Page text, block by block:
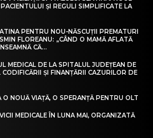
ȘI REGULI SIMPLIFICATE LA
PENTRU NOU-NĂSCUȚII PREMATURI
FLOREANU: „CÂND O MAMĂ AFLATĂ
CĂ...
MEDICAL DE LA SPITALUL JUDEȚEAN DE
ȘI FINANȚĂRII CAZURILOR DE
NOUĂ VIAȚĂ, O SPERANȚĂ PENTRU OLT
MEDICALE ÎN LUNA MAI, ORGANIZATĂ